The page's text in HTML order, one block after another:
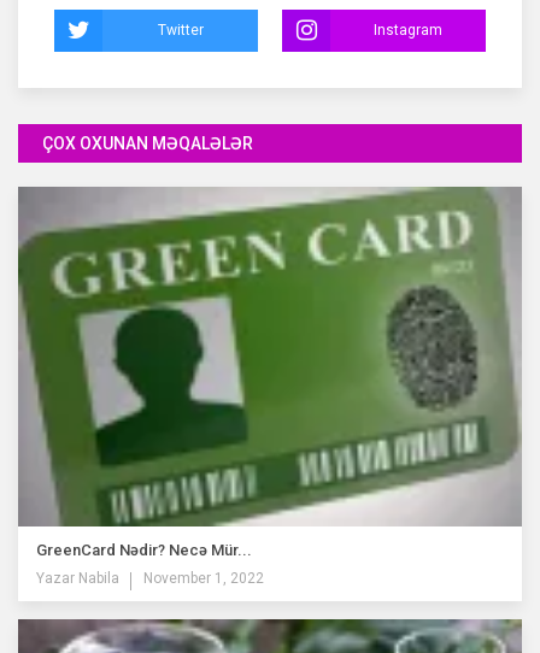
Twitter Instagram
ÇOX OXUNAN MƏQALƏLƏR
GreenCard Nədir? Necə Mür...
Yazar Nabila November 1, 2022